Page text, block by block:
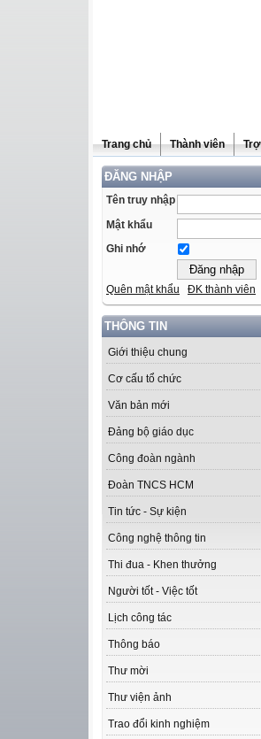
Trang chủ Thành viên
ĐĂNG NHẬP
Tên truy nhập
Mật khẩu
Ghi nhớ
Quên mật khẩu ĐK thành viên
THÔNG TIN
Giới thiệu chung
Cơ cấu tổ chức
Văn bản mới
Đảng bộ giáo dục
Công đoàn ngành
Đoàn TNCS HCM
Tin tức - Sự kiện
Công nghệ thông tin
Thi đua - Khen thưởng
Người tốt - Việc tốt
Lịch công tác
Thông báo
Thư mời
Thư viện ảnh
Trao đổi kinh nghiệm